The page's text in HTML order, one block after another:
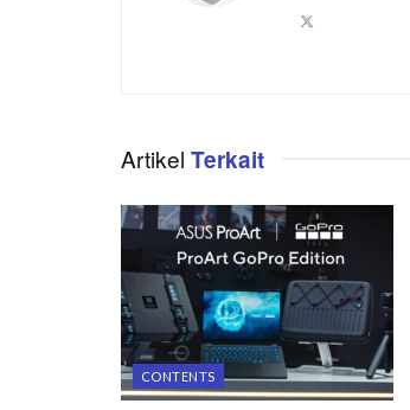
Artikel Terkait
CONTENTS